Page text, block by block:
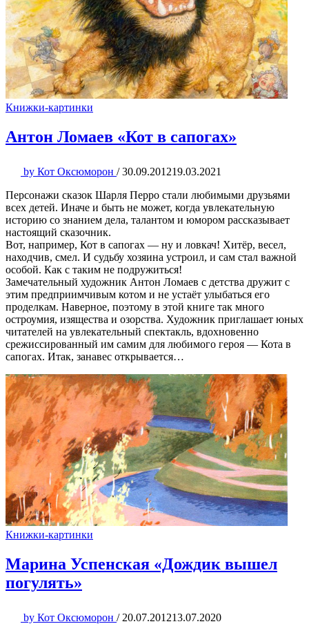
Книжки-картинки
Антон Ломаев «Кот в сапогах»
by Кот Оксюморон / 30.09.201219.03.2021
Персонажи сказок Шарля Перро стали любимыми друзьями
всех детей. Иначе и быть не может, когда увлекательную
историю со знанием дела, талантом и юмором рассказывает
настоящий сказочник.
Вот, например, Кот в сапогах — ну и ловкач! Хитёр, весел,
находчив, смел. И судьбу хозяина устроил, и сам стал важной
особой. Как с таким не подружиться!
Замечательный художник Антон Ломаев с детства дружит с
этим предприимчивым котом и не устаёт улыбаться его
проделкам. Наверное, поэтому в этой книге так много
остроумия, изящества и озорства. Художник приглашает юных
читателей на увлекательный спектакль, вдохновенно
срежиссированный им самим для любимого героя — Кота в
сапогах. Итак, занавес открывается…
Книжки-картинки
Марина Успенская «Дождик вышел
погулять»
by Кот Оксюморон / 20.07.201213.07.2020